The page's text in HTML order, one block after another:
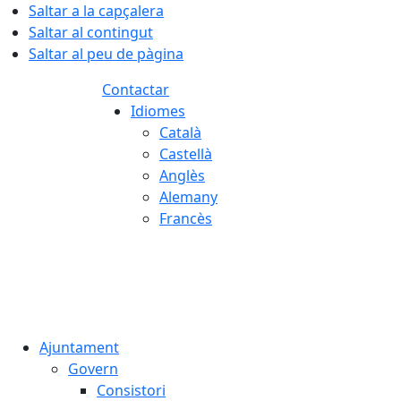
Saltar a la capçalera
Saltar al contingut
Saltar al peu de pàgina
Contactar
Idiomes
Català
Castellà
Anglès
Alemany
Francès
Ajuntament
Govern
Consistori